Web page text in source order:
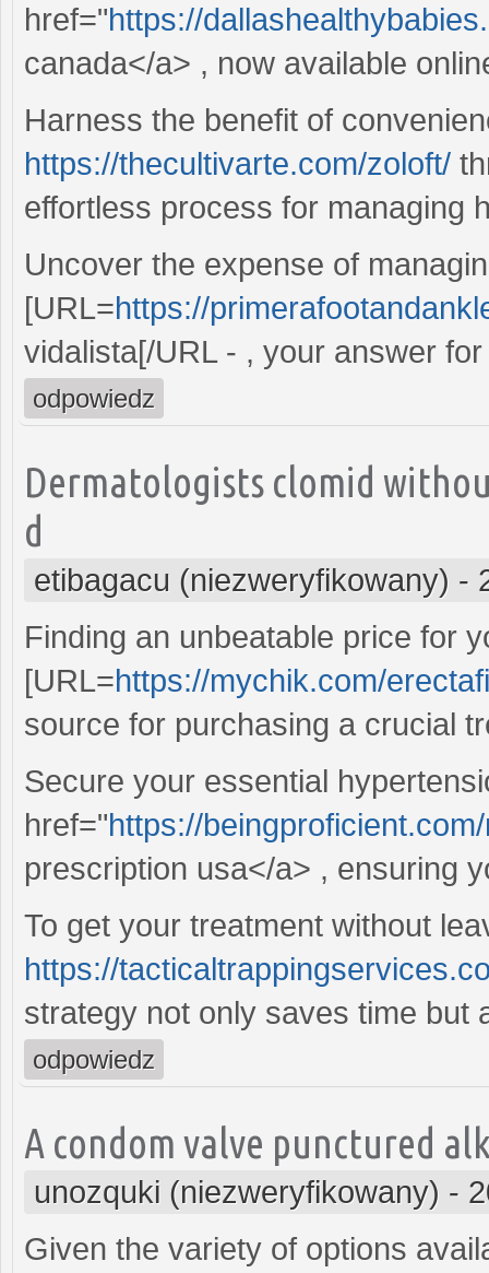
href="https://
canada</a> , now available
Harness the benefit of
https://thecultivarte.com/zoloft/
effortless process for managing
Uncover the expense of
[URL=https://
vidalista[/URL - , your answer
odpowiedz
Dermatologists clomid
d
etibagacu (niezweryfikowany) -
Finding an unbeatable price for
[URL=https://mychik.com/
source for purchasing a crucial
Secure your essential
href="https://
prescription usa</a> , ensuring
To get your treatment without
https://
strategy not only saves time but
odpowiedz
A condom valve punctured
unozquki (niezweryfikowany) -
Given the variety of options